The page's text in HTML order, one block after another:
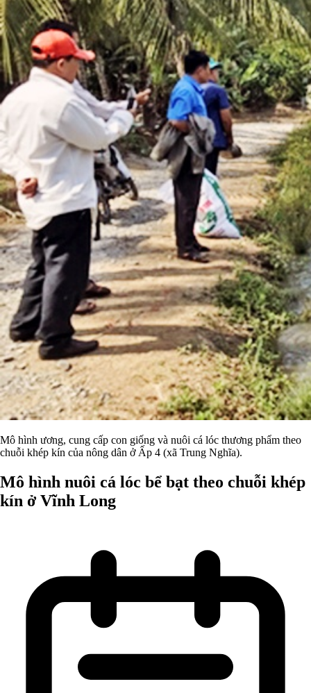
Mô hình ương, cung cấp con giống và nuôi cá lóc thương phẩm theo
chuỗi khép kín của nông dân ở Ấp 4 (xã Trung Nghĩa).
Mô hình nuôi cá lóc bể bạt theo chuỗi khép
kín ở Vĩnh Long